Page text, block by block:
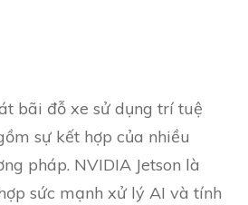
bãi đỗ xe sử dụng trí tuệ
sự kết hợp của nhiều
pháp. NVIDIA Jetson là
sức mạnh xử lý AI và tính